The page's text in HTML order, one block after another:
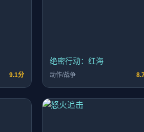
9.1分
绝密行动：红海
动作/战争